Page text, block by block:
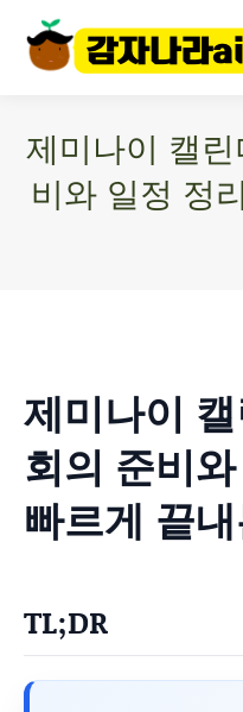
제미나이 캘
비와 일정 정
제미나이
회의 준비
빠르게 끝
TL;DR